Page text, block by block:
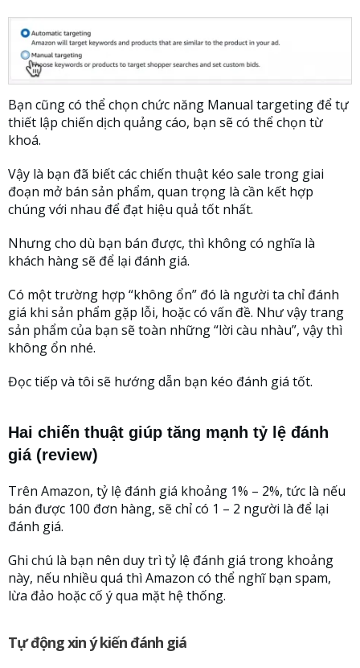
Bạn cũng có thể chọn chức năng Manual targeting để tự
thiết lập chiến dịch quảng cáo, bạn sẽ có thể chọn từ
khoá.
Vậy là bạn đã biết các chiến thuật kéo sale trong giai
đoạn mở bán sản phẩm, quan trọng là cần kết hợp
chúng với nhau để đạt hiệu quả tốt nhất.
Nhưng cho dù bạn bán được, thì không có nghĩa là
khách hàng sẽ để lại đánh giá.
Có một trường hợp “không ổn” đó là người ta chỉ đánh
giá khi sản phẩm gặp lỗi, hoặc có vấn đề. Như vậy trang
sản phẩm của bạn sẽ toàn những “lời càu nhàu”, vậy thì
không ổn nhé.
Đọc tiếp và tôi sẽ hướng dẫn bạn kéo đánh giá tốt.
Hai chiến thuật giúp tăng mạnh tỷ lệ đánh
giá(review)
Trên Amazon, tỷ lệ đánh giá khoảng 1% – 2%, tức là nếu
bán được 100 đơn hàng, sẽ chỉ có 1 – 2 người là để lại
đánh giá.
Ghi chú là bạn nên duy trì tỷ lệ đánh giá trong khoảng
này, nếu nhiều quá thì Amazon có thể nghĩ bạn spam,
lừa đảo hoặc cố ý qua mặt hệ thống.
Tự động xin ý kiến đánh giá